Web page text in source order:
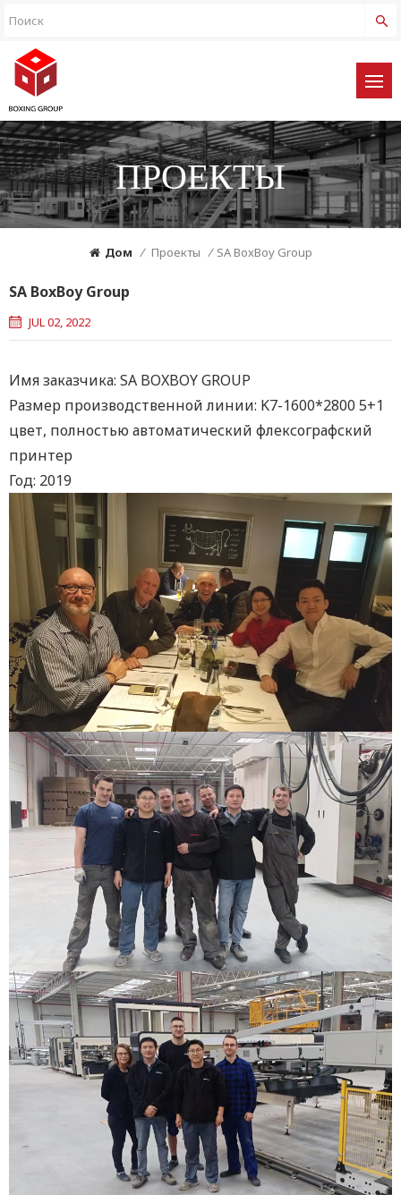
ПРОЕКТЫ
Дом / Проекты / SA BoxBoy Group
SA BoxBoy Group
JUL 02, 2022
Имя заказчика: SA BOXBOY GROUP
Размер производственной линии: K7-1600*2800 5+1
цвет, полностью автоматический флексографский
принтер
Год: 2019